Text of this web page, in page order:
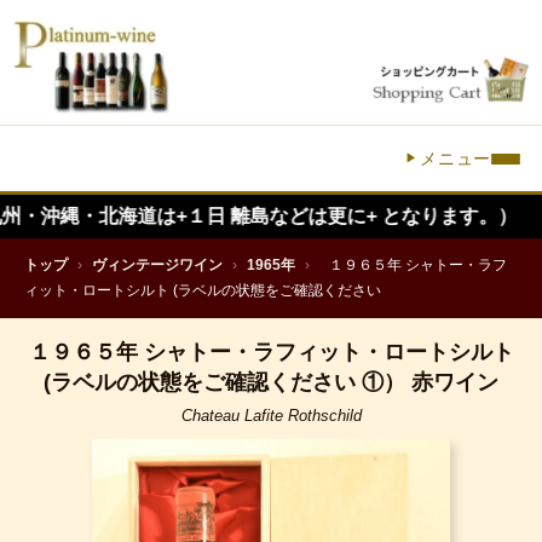
メニュー
海道は+１日 離島などは更に+ となります。）
トップ › ヴィンテージワイン › 1965年 ›
１９６５年 シャトー・ラフ
ィット・ロートシルト (ラベルの状態をご確認ください
１９６５年 シャトー・ラフィット・ロートシルト
(ラベルの状態をご確認ください ①） 赤ワイン
Chateau Lafite Rothschild